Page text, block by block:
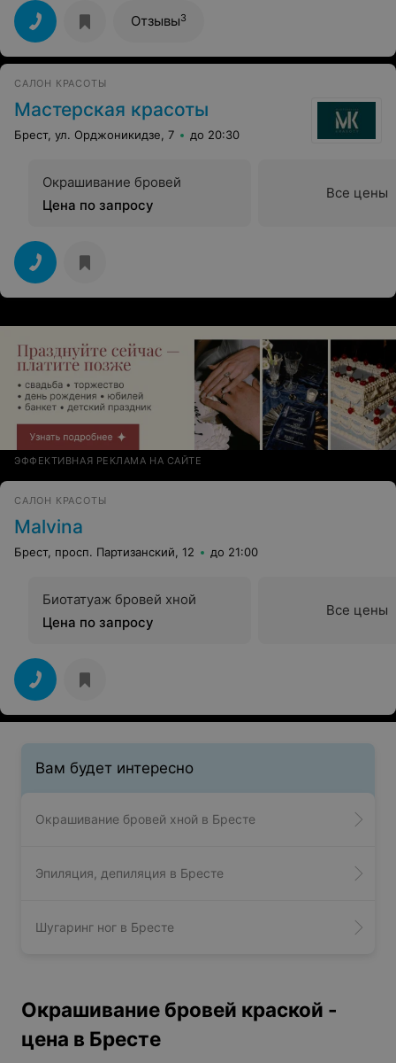
Отзывы3
САЛОН КРАСОТЫ
Мастерская красоты
Брест, ул. Орджоникидзе, 7 до 20:30
Окрашивание бровей
Цена по запросу
Все цены
ЭФФЕКТИВНАЯ РЕКЛАМА НА САЙТЕ
САЛОН КРАСОТЫ
Malvina
Брест, просп. Партизанский, 12 до 21:00
Биотатуаж бровей хной
Цена по запросу
Все цены
Вам будет интересно
Окрашивание бровей хной в Бресте
Эпиляция, депиляция в Бресте
Шугаринг ног в Бресте
Окрашивание бровей краской -
цена в Бресте